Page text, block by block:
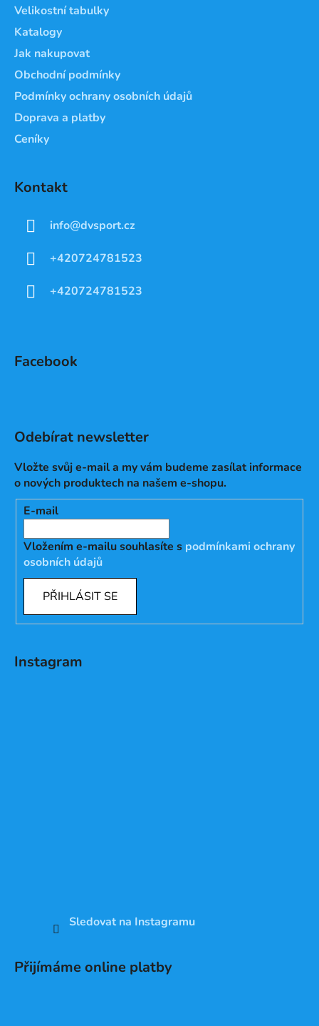
Velikostní tabulky
Katalogy
Jak nakupovat
Obchodní podmínky
Podmínky ochrany osobních údajů
Doprava a platby
Ceníky
Kontakt
info@dvsport.cz
+420724781523
+420724781523
Facebook
Odebírat newsletter
Vložte svůj e-mail a my vám budeme zasílat informace
o nových produktech na našem e-shopu.
E-mail
Vložením e-mailu souhlasíte s podmínkami ochrany
osobních údajů
PŘIHLÁSIT SE
Instagram
Sledovat na Instagramu
Přijímáme online platby